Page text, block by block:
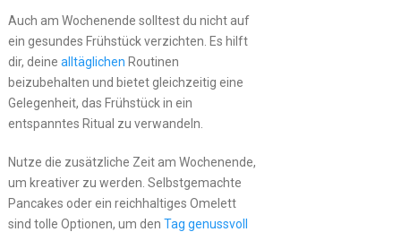
Auch am Wochenende solltest du nicht auf
ein gesundes Frühstück verzichten. Es hilft
dir, deine alltäglichen Routinen
beizubehalten und bietet gleichzeitig eine
Gelegenheit, das Frühstück in ein
entspanntes Ritual zu verwandeln.
Nutze die zusätzliche Zeit am Wochenende,
um kreativer zu werden. Selbstgemachte
Pancakes oder ein reichhaltiges Omelett
sind tolle Optionen, um den Tag genussvoll